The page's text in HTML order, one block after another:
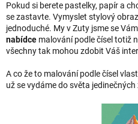
Pokud si berete pastelky, papír a
se zastavte. Vymyslet stylový
jednoduché. My v Zuty jsme se
nabídce malování podle čísel totiž
všechny tak mohou zdobit Váš
A co že to malování podle čísel
už se vydáme do světa